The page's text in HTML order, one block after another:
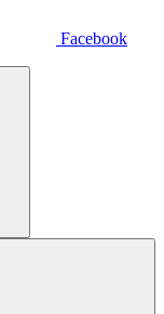
Facebook